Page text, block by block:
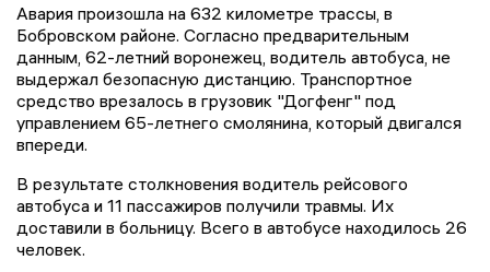
Авария произошла на 632 километре трассы, в
Бобровском районе. Согласно предварительным
данным, 62-летний воронежец, водитель автобуса, не
выдержал безопасную дистанцию. Транспортное
средство врезалось в грузовик "Догфенг" под
управлением 65-летнего смолянина, который двигался
впереди.
В результате столкновения водитель рейсового
автобуса и 11 пассажиров получили травмы. Их
доставили в больницу. Всего в автобусе находилось 26
человек.